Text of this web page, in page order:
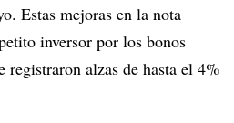
Estas mejoras en la nota
inversor por los bonos
registraron alzas de hasta el 4%